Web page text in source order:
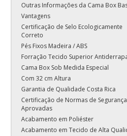
Outras Informações da Cama Box
Vantagens
Certificação de Selo Ecologicamente
Correto
Pés Fixos Madeira / ABS
Forração Tecido Superior
Cama Box Sob Medida Especial
Com 32 cm Altura
Garantia de Qualidade Costa Rica
Certificação de Normas de Segurança
Aprovadas
Acabamento em Poliéster
Acabamento em Tecido de Alta